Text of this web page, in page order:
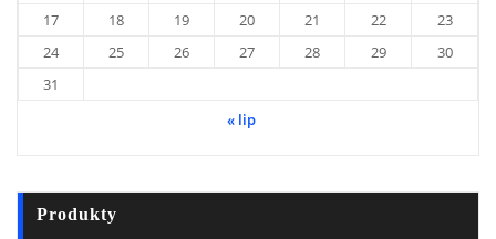
17 18 19 20 21 22
23
24
25 26 27 28 29
30
31
« lip
Produkty